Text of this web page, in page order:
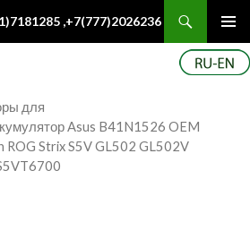
,+7(777)2026236
для
Asus B41N1526 OEM
Strix S5V GL502 GL502V